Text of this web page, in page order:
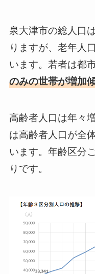
泉大津市の総人口
りますが、老年人
います。若者は都
のみの世帯が増加
高齢者人口は年々
は高齢者人口が全
います。年齢区分
りです。